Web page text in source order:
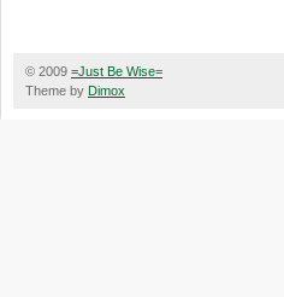
© 2009 =Just Be Wise=
Theme by Dimox